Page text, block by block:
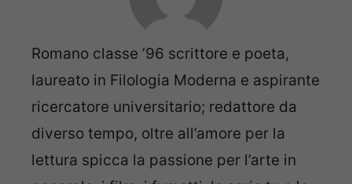
Romano classe ’96 scrittore e poeta,
laureato in Filologia Moderna e aspirante
ricercatore universitario; redattore da
diverso tempo, oltre all’amore per la
lettura spicca la passione per l’arte in